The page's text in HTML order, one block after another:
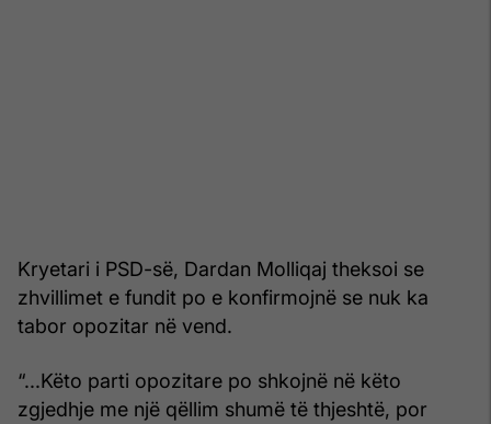
Kryetari i PSD-së, Dardan Molliqaj theksoi se
zhvillimet e fundit po e konfirmojnë se nuk ka
tabor opozitar në vend.
“...Këto parti opozitare po shkojnë në këto
zgjedhje me një qëllim shumë të thjeshtë, por